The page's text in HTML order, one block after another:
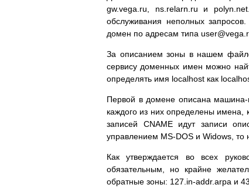
gw.vega.ru, ns.relarn.ru и
обслуживания неполных
домен по адресам типа
За описанием зоны в нашем
сервису доменных имен можно
определять имя localhost как
Первой в домене описана
каждого из них определены имена,
записей CNAME идут записи
управлением MS-DOS и Widows, то
Как утверждается во всех
обязательным, но крайне
обратные зоны: 127.in-addr.arpa и